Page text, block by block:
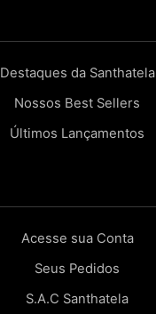
Destaques da Santhatela
Nossos Best Sellers
Últimos Lançamentos
Acesse sua Conta
Seus Pedidos
S.A.C Santhatela